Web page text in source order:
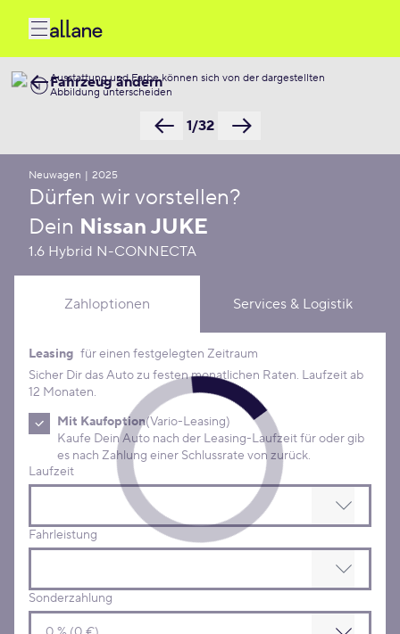
Ausstattung und Farbe können sich von der dargestellten
Abbildung unterscheiden
1/32
Fahrzeug ändern
Neuwagen | 2025
Dürfen wir vorstellen?
Dein Nissan JUKE
1.6 Hybrid N-CONNECTA
Zahloptionen Services & Logistik
Leasing Konditionen
Leasing für einen festgelegten Zeitraum
Sicher Dir das Auto zu festen monatlichen Raten. Laufzeit ab
12 Monaten.
Mit Kaufoption(Vario-Leasing)
Kaufe Dein Auto nach der Leasing-Laufzeit für oder gib
es nach Zahlung einer Schlussrate von zurück.
Laufzeit
Fahrleistung
Sonderzahlung